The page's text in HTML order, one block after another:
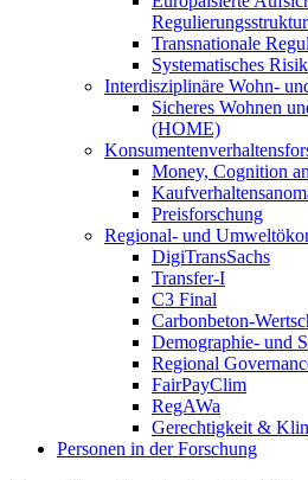
Transnationale
Systematisches
Interdisziplinäre Wohn-
Sicheres Wohnen
(HOME)
Money, Cognition
Preisforschung
Regional- und
DigiTransSachs
Transfer-I
C3 Final
Carbonbeton-
Demographie- und
Regional
FairPayClim
RegAWa
Gerechtigkeit &
Personen in der Forschung